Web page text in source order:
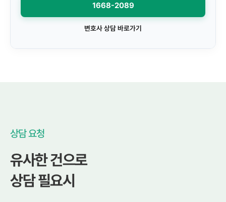
1668-2089
변호사 상담 바로가기
상담 요청
유사한 건으로
상담 필요시